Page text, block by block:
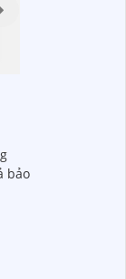
bảo